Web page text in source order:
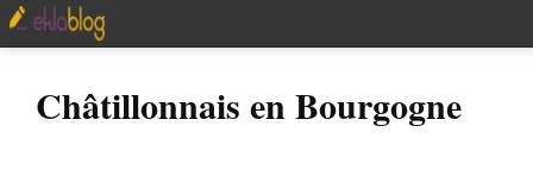
Châtillonnais en Bourgogne